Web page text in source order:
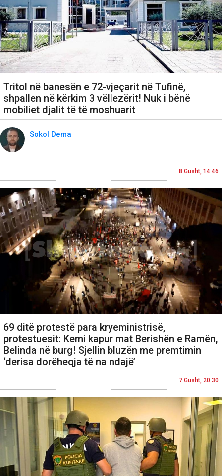
Tritol në banesën e 72-vjeçarit në Tufinë,
shpallen në kërkim 3 vëllezërit! Nuk i bënë
mobiliet djalit të të moshuarit
Sokol Dema
8 Gusht, 14:46
69 ditë protestë para kryeministrisë,
protestuesit: Kemi kapur mat Berishën e Ramën,
Belinda në burg! Sjellin bluzën me premtimin
‘derisa dorëheqja të na ndajë’
7 Gusht, 20:30